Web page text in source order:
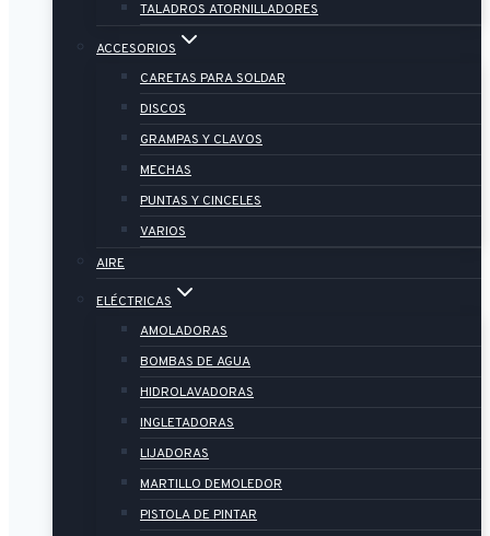
TALADROS ATORNILLADORES
ACCESORIOS
CARETAS PARA SOLDAR
DISCOS
GRAMPAS Y CLAVOS
MECHAS
PUNTAS Y CINCELES
VARIOS
AIRE
ELÉCTRICAS
AMOLADORAS
BOMBAS DE AGUA
HIDROLAVADORAS
INGLETADORAS
LIJADORAS
MARTILLO DEMOLEDOR
PISTOLA DE PINTAR